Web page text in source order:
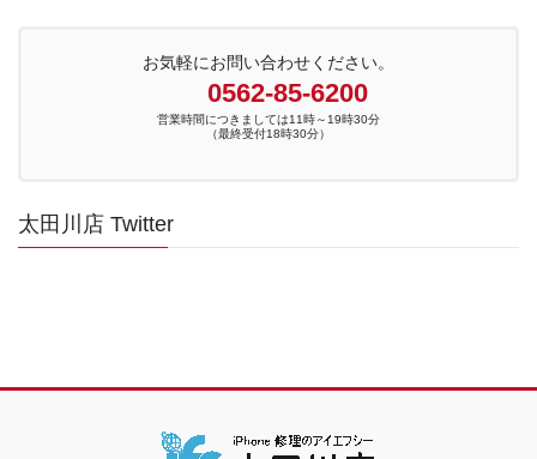
お気軽にお問い合わせください。
0562-85-6200
営業時間につきましては11時～19時30分
（最終受付18時30分）
太田川店 Twitter